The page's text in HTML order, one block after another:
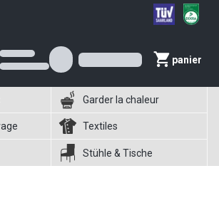
panier
Garder la chaleur
Textiles
Stühle & Tische